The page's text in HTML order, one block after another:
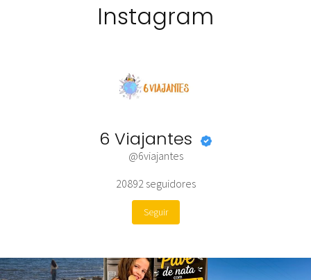
Instagram
6 Viajantes
@6viajantes
20892 seguidores
Seguir